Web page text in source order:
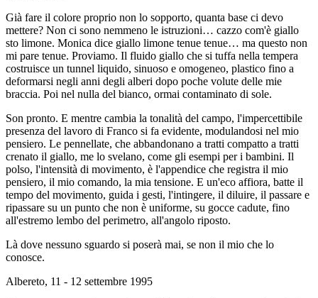
Già fare il colore proprio non lo sopporto, quanta base ci devo
mettere? Non ci sono nemmeno le istruzioni… cazzo com'è giallo
sto limone. Monica dice giallo limone tenue tenue… ma questo non
mi pare tenue. Proviamo. Il fluido giallo che si tuffa nella tempera
costruisce un tunnel liquido, sinuoso e omogeneo, plastico fino a
deformarsi negli anni degli alberi dopo poche volute delle mie
braccia. Poi nel nulla del bianco, ormai contaminato di sole.
Son pronto. E mentre cambia la tonalità del campo, l'impercettibile
presenza del lavoro di Franco si fa evidente, modulandosi nel mio
pensiero. Le pennellate, che abbandonano a tratti compatto a tratti
crenato il giallo, me lo svelano, come gli esempi per i bambini. Il
polso, l'intensità di movimento, è l'appendice che registra il mio
pensiero, il mio comando, la mia tensione. E un'eco affiora, batte il
tempo del movimento, guida i gesti, l'intingere, il diluire, il passare e
ripassare su un punto che non è uniforme, su gocce cadute, fino
all'estremo lembo del perimetro, all'angolo riposto.
Là dove nessuno sguardo si poserà mai, se non il mio che lo
conosce.
Albereto, 11 - 12 settembre 1995